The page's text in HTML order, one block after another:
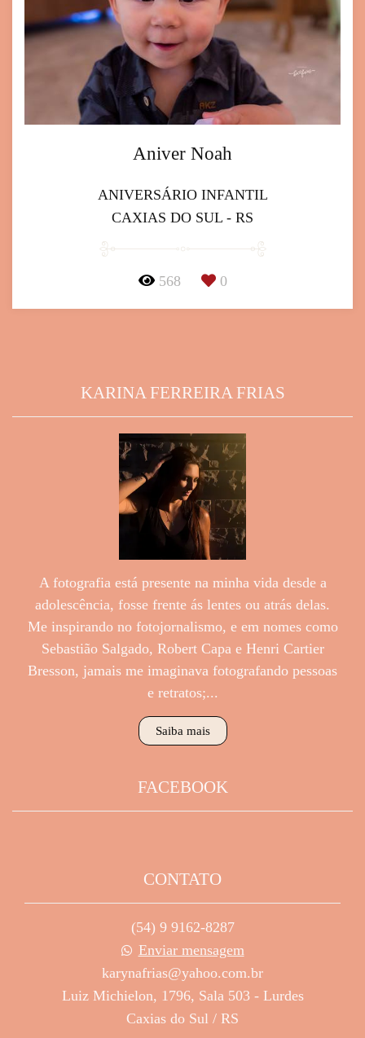
Aniver Noah
ANIVERSÁRIO INFANTIL
CAXIAS DO SUL - RS
568 0
KARINA FERREIRA FRIAS
A fotografia está presente na minha vida desde a
adolescência, fosse frente ás lentes ou atrás delas.
Me inspirando no fotojornalismo, e em nomes como
Sebastião Salgado, Robert Capa e Henri Cartier
Bresson, jamais me imaginava fotografando pessoas
e retratos;...
Saiba mais
FACEBOOK
CONTATO
(54) 9 9162-8287
Enviar mensagem
karynafrias@yahoo.com.br
Luiz Michielon, 1796, Sala 503 - Lurdes
Caxias do Sul / RS